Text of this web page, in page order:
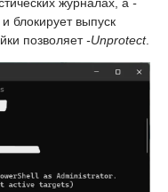
блокирует выпуск
позволяет-Unprotect.